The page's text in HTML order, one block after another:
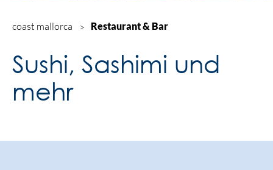
coast mallorca Restaurant & Bar
Sushi, Sashimi und
mehr